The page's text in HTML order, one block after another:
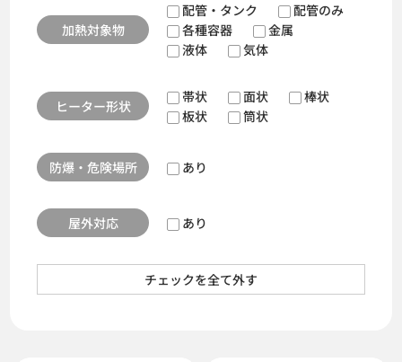
加熱対象物
配管・タンク
配管のみ
各種容器
金属
液体
気体
ヒーター形状
帯状 面状
棒状
板状
筒状
防爆・危険場所 あり
屋外対応 あり
チェックを全て外す